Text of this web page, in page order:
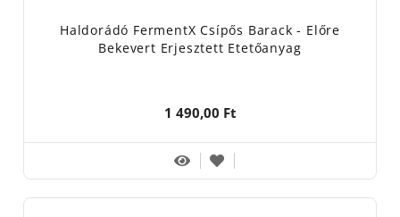
Haldorádó FermentX Csípős Barack - Előre
Bekevert Erjesztett Etetőanyag
1 490,00 Ft